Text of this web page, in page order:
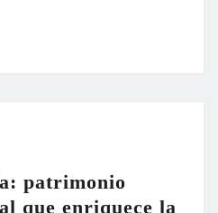
patrimonio
que enriquece la